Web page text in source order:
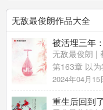
无敌最俊朗作品大全
被活埋三年
无敌最俊朗 |
第163章 以
2024年04月15
重生后回到